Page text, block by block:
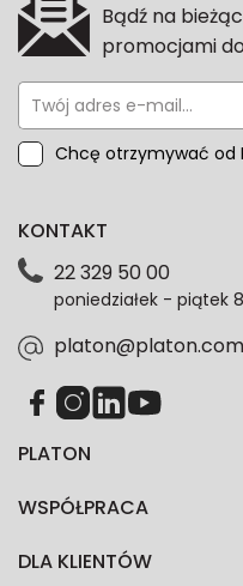
Bądź na
promocjami
Chcę otrzymywać od
przeze mnie adres
dotyczące danych
każdym czasie.
zgodność z prawem
PLATON
WSPÓŁPRACA
DLA KLIENTÓW
KONTAKT
22 329 50 00
poniedziałek - piątek